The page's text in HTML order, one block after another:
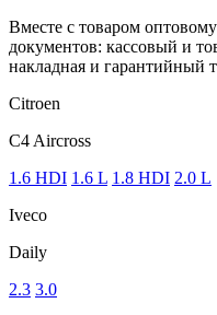
Вместе с товаром оптовому
документов: кассовый и
накладная и гарантийный
Citroen
C4 Aircross
1.6 HDI 1.6 L 1.8 HDI 2.0 L
Iveco
Daily
2.3 3.0